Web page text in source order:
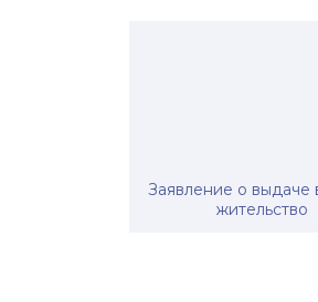
Заявление о выдаче
жительство